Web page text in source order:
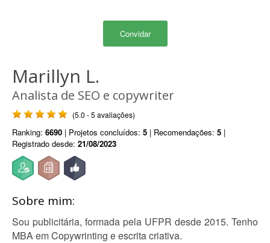
Convidar
Marillyn L.
Analista de SEO e copywriter
(5.0 - 5 avaliações)
Ranking: 6690 | Projetos concluídos: 5 | Recomendações: 5 |
Registrado desde: 21/08/2023
Sobre mim:
Sou publicitária, formada pela UFPR desde 2015. Tenho
MBA em Copywrinting e escrita criativa.